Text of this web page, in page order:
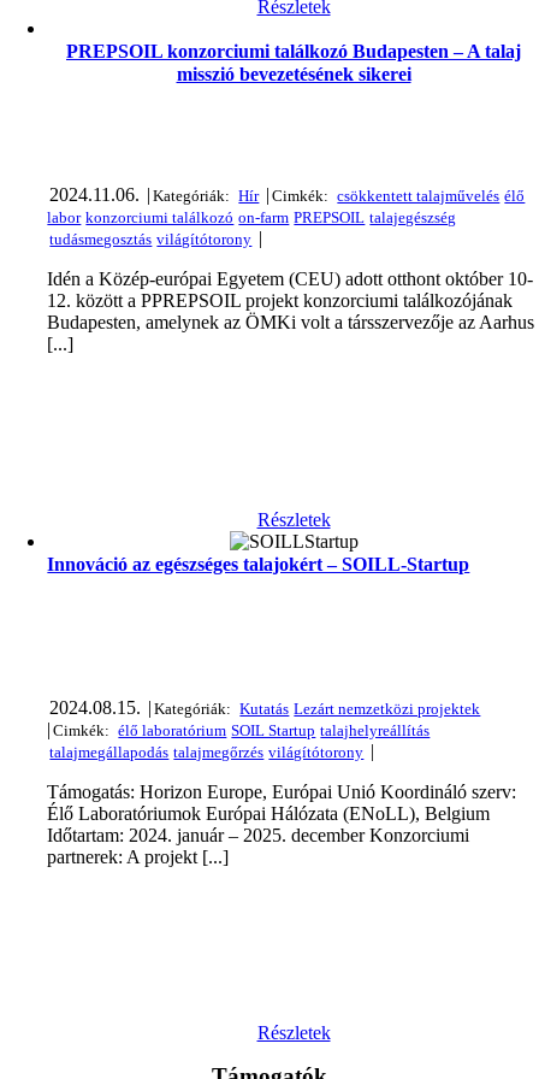
Részletek
PREPSOIL konzorciumi találkozó Budapesten – A talaj
misszió bevezetésének sikerei
2024.11.06. | |
|
Idén a Közép-európai Egyetem (CEU) adott otthont október 10-
12. között a PPREPSOIL projekt konzorciumi találkozójának
Budapesten, amelynek az ÖMKi volt a társszervezője az Aarhus
[...]
Részletek
Innováció az egészséges talajokért – SOILL-Startup
2024.08.15. |
|
|
Támogatás: Horizon Europe, Európai Unió Koordináló szerv:
Élő Laboratóriumok Európai Hálózata (ENoLL), Belgium
Időtartam: 2024. január – 2025. december Konzorciumi
partnerek: A projekt [...]
Részletek